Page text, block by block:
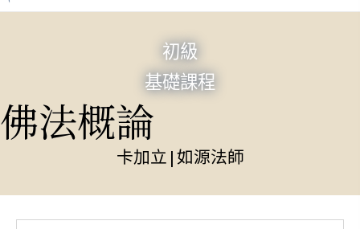
初級
基礎課程
佛法概論
卡加立 |如源法師